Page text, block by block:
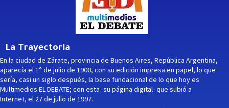
La Trayectoria
En la ciudad de Zárate, provincia de Buenos Aires, República Argentina,
aparecía el 1° de julio de 1900, con su edición impresa en papel, lo que
sería, casi un siglo después, la base fundacional de lo que hoy es
Multimedios EL DEBATE; con esta -su página digital- que subió a
Internet, el 27 de julio de 1997.